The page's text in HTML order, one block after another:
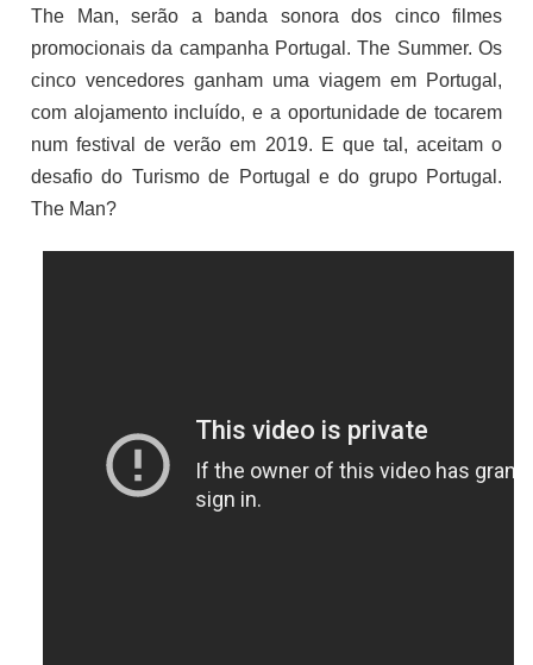
The Man, serão a banda sonora dos cinco filmes
promocionais da campanha Portugal. The Summer. Os
cinco vencedores ganham uma viagem em Portugal,
com alojamento incluído, e a oportunidade de tocarem
num festival de verão em 2019. E que tal, aceitam o
desafio do Turismo de Portugal e do grupo Portugal.
The Man?